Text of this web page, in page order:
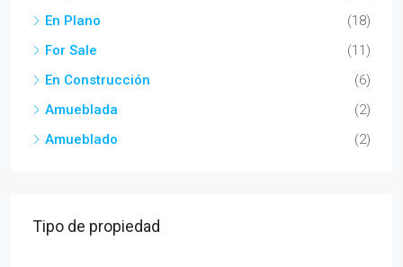
En Plano
(18)
For Sale
(11)
En Construcción
(6)
Amueblada
(2)
Amueblado
(2)
Tipo de propiedad